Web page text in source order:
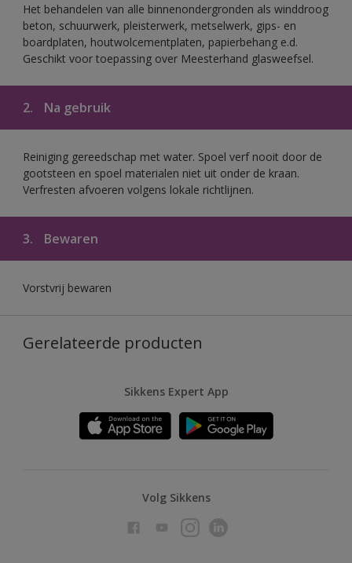
Het behandelen van alle binnenondergronden als winddroog
beton, schuurwerk, pleisterwerk, metselwerk, gips- en
boardplaten, houtwolcementplaten, papierbehang e.d.
Geschikt voor toepassing over Meesterhand glasweefsel.
2. Na gebruik
Reiniging gereedschap met water. Spoel verf nooit door de
gootsteen en spoel materialen niet uit onder de kraan.
Verfresten afvoeren volgens lokale richtlijnen.
3. Bewaren
Vorstvrij bewaren
Gerelateerde producten
Sikkens Expert App
Volg Sikkens